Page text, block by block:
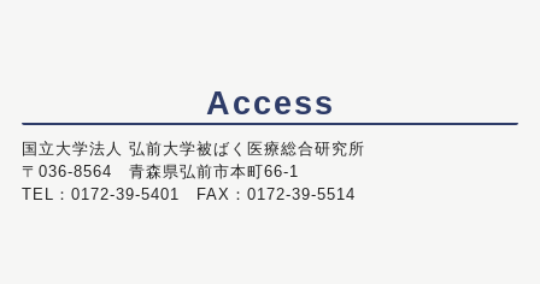
Access
国立大学法人 弘前大学被ばく医療総合研究所
〒036-8564 青森県弘前市本町66-1
TEL：0172-39-5401 FAX：0172-39-5514